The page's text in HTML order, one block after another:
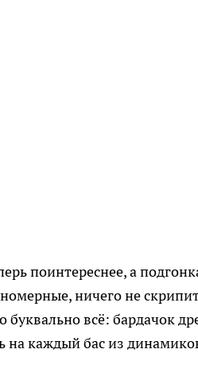
поинтереснее, а
ничего не
всё: бардачок
каждый бас из